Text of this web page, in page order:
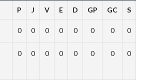
P J V E D GP GC S
0 0 0 0 0 0 0 0
0 0 0 0 0 0 0 0